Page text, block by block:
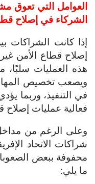
العوامل التي تعوق
الشركاء في إصلاح
إذا كانت الشراكات
إصلاح قطاع الأمن
هذه العمليات
ويصعب تخصيص
في التنفيذ، وربما
فعالية عمليات إصلاح
وعلى الرغم من مداخل
شراكات الاتحاد
محفوفة ببعض
ما يلي: